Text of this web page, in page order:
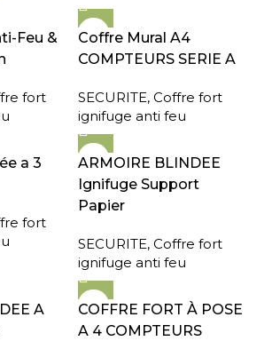
Feu &
fort
Coffre Mural A4
COMPTEURS SERIE A
SECURITE, Coffre fort
ignifuge anti feu
a 3
fort
ARMOIRE BLINDEE
Ignifuge Support
Papier
SECURITE, Coffre fort
ignifuge anti feu
A
COFFRE FORT À POSE
A 4 COMPTEURS